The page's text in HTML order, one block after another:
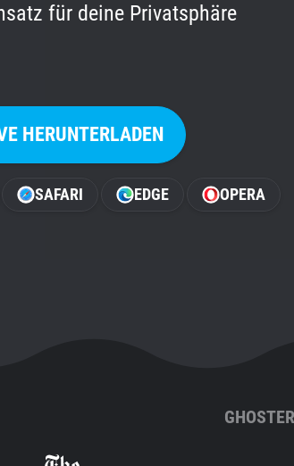
für deine Privatsphäre
HERUNTERLADEN
SAFARI EDGE OPERA